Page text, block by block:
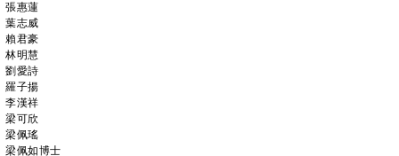
張惠蓮
葉志威
賴君豪
林明慧
劉愛詩
羅子揚
李漢祥
梁可欣
梁佩瑤
梁佩如博士